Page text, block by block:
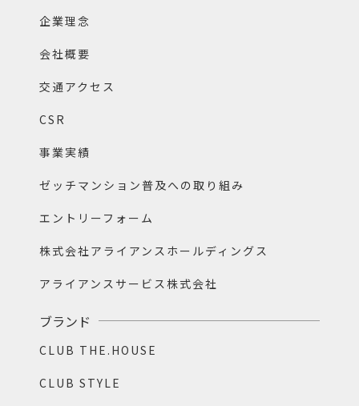
企業理念
会社概要
交通アクセス
CSR
事業実績
ゼッチマンション普及への取り組み
エントリーフォーム
株式会社アライアンスホールディングス
アライアンスサービス株式会社
ブランド
CLUB THE.HOUSE
CLUB STYLE